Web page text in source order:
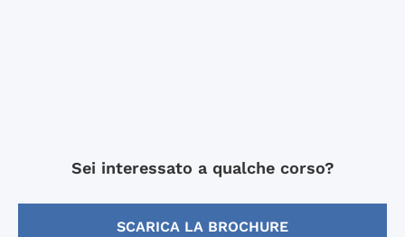
Sei interessato a qualche corso?
SCARICA LA BROCHURE